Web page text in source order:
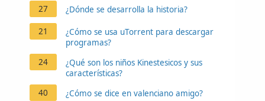
27 ¿Dónde se desarrolla la historia?
21
¿Cómo se usa uTorrent para descargar
programas?
24
¿Qué son los niños Kinestesicos y sus
características?
40
¿Cómo se dice en valenciano amigo?